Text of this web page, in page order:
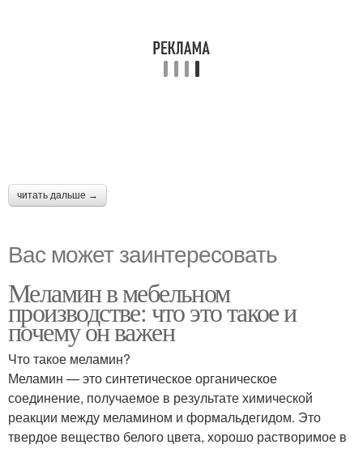
читать дальше →
Вас может заинтересовать
Меламин в мебельном
производстве: что это такое и
почему он важен
Что такое меламин?
Меламин — это синтетическое органическое
соединение, получаемое в результате химической
реакции между меламином и формальдегидом. Это
твердое вещество белого цвета, хорошо растворимое в